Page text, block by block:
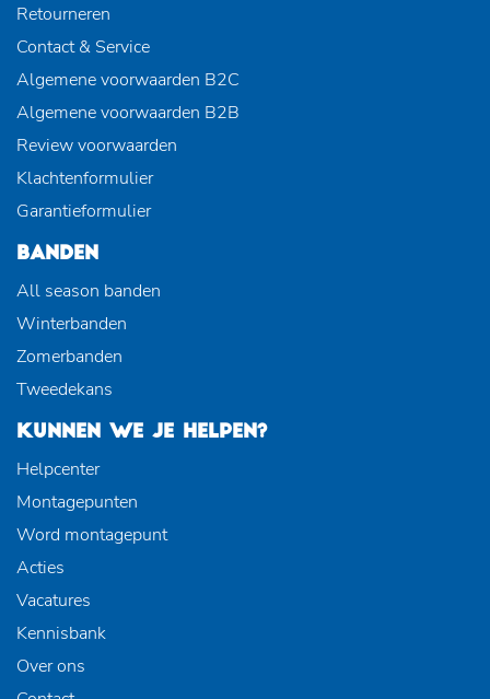
Retourneren
Contact & Service
Algemene voorwaarden B2C
Algemene voorwaarden B2B
Review voorwaarden
Klachtenformulier
Garantieformulier
BANDEN
All season banden
Winterbanden
Zomerbanden
Tweedekans
KUNNEN WE JE HELPEN?
Helpcenter
Montagepunten
Word montagepunt
Acties
Vacatures
Kennisbank
Over ons